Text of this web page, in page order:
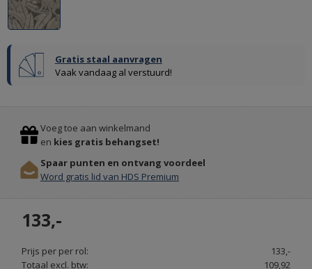
Gratis staal aanvragen
Vaak vandaag al verstuurd!
DEURMATTEN
MAAT
GEMAAKT
-
VEEGJEVOETEN.NL
Previous
Stop
Voeg toe aan winkelmand
en kies gratis behangset!
Spaar punten en ontvang voordeel
Word gratis lid van HDS Premium
133,-
Prijs per per rol:
133,-
Totaal excl. btw:
109,92